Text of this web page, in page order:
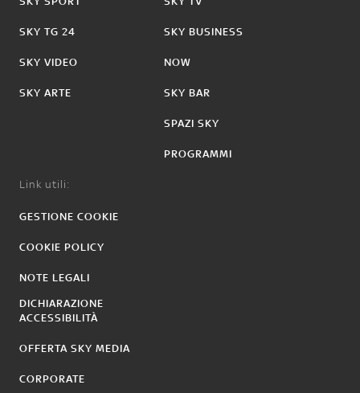
SKY TG 24
SKY VIDEO
SKY ARTE
SKY BUSINESS
NOW
SKY BAR
SPAZI SKY
PROGRAMMI
Link utili:
GESTIONE COOKIE
COOKIE POLICY
NOTE LEGALI
DICHIARAZIONE
ACCESSIBILITÀ
OFFERTA SKY MEDIA
CORPORATE